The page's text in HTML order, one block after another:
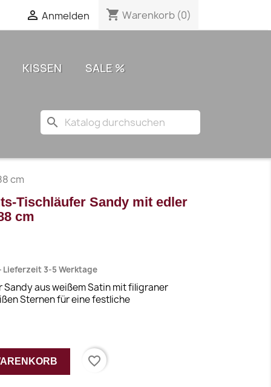
 Anmelden shopping_cart Warenkorb (0)
KISSEN SALE %
search
cm
Tischläufer Sandy mit edler
cm
Lieferzeit 3-5 Werktage
aus weißem Satin mit filigraner
Sternen für eine festliche
favorite_border